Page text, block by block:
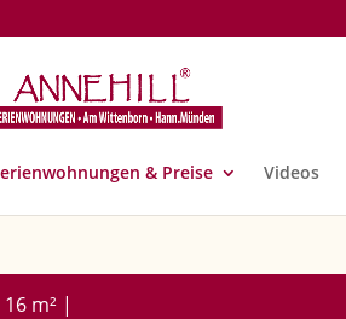
& Preise Videos
m² |